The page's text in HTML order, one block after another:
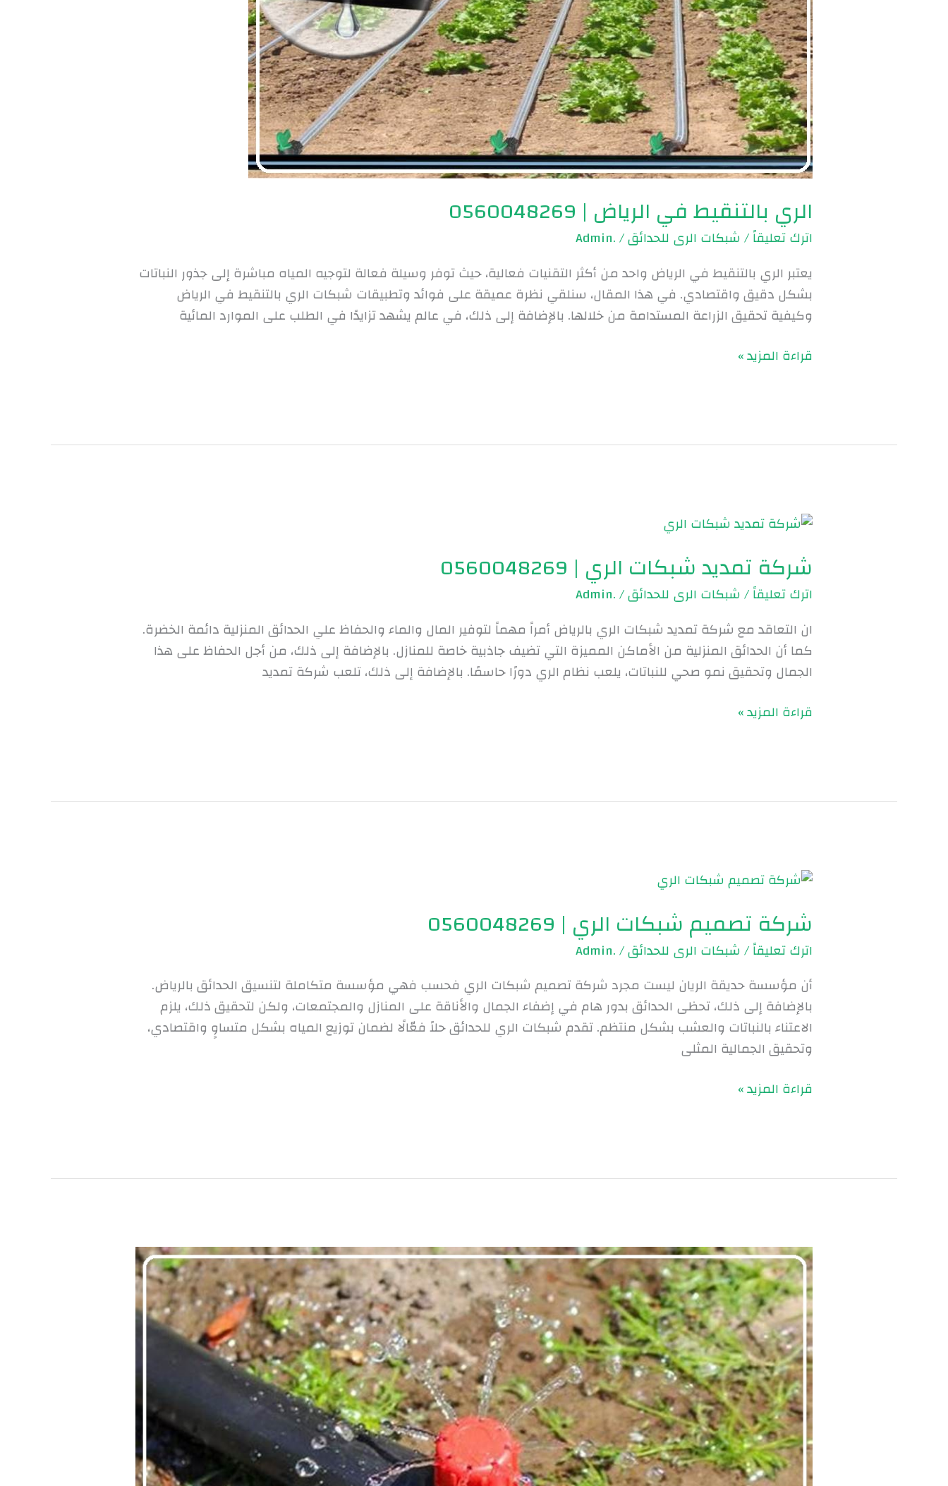
الري بالتنقيط في الرياض | 0560048269
اترك تعليقاً/شبكات الرى للحدائق/
.Admin
يعتبر الري بالتنقيط في الرياض واحد من أكثر التقنيات فعالية، حيث توفر وسيلة فعالة لتوجيه المياه مباشرة إلى جذور النباتات
بشكل دقيق واقتصادي. في هذا المقال، سنلقي نظرة عميقة على فوائد وتطبيقات شبكات الري بالتنقيط في الرياض
وكيفية تحقيق الزراعة المستدامة من خلالها. بالإضافة إلى ذلك، في عالم يشهد تزايدًا في الطلب على الموارد المائية
قراءة المزيد »
شركة تمديد شبكات الري | 0560048269
اترك تعليقاً/شبكات الرى للحدائق/
.Admin
ان التعاقد مع شركة تمديد شبكات الري بالرياض أمراً مهماً لتوفير المال والماء والحفاظ علي الحدائق المنزلية دائمة الخضرة.
كما أن الحدائق المنزلية من الأماكن المميزة التي تضيف جاذبية خاصة للمنازل. بالإضافة إلى ذلك، من أجل الحفاظ على هذا
الجمال وتحقيق نمو صحي للنباتات، يلعب نظام الري دورًا حاسمًا. بالإضافة إلى ذلك، تلعب شركة تمديد
شركة
شبكات
الري
0560048269
قراءة المزيد »
شركة تصميم شبكات الري | 0560048269
اترك تعليقاً/شبكات الرى للحدائق/
.Admin
أن مؤسسة حديقة الريان ليست مجرد شركة تصميم شبكات الري فحسب فهي مؤسسة متكاملة لتنسيق الحدائق بالرياض.
بالإضافة إلى ذلك، تحظى الحدائق بدور هام في إضفاء الجمال والأناقة على المنازل والمجتمعات، ولكن لتحقيق ذلك، يلزم
الاعتناء بالنباتات والعشب بشكل منتظم. تقدم شبكات الري للحدائق حلاً فعّالًا لضمان توزيع المياه بشكل متساوٍ واقتصادي،
وتحقيق الجمالية المثلى
شركة
شبكات
الري
0560048269
قراءة المزيد »
شبكات
الري
الحديثة
بالرياض
|
0560048269